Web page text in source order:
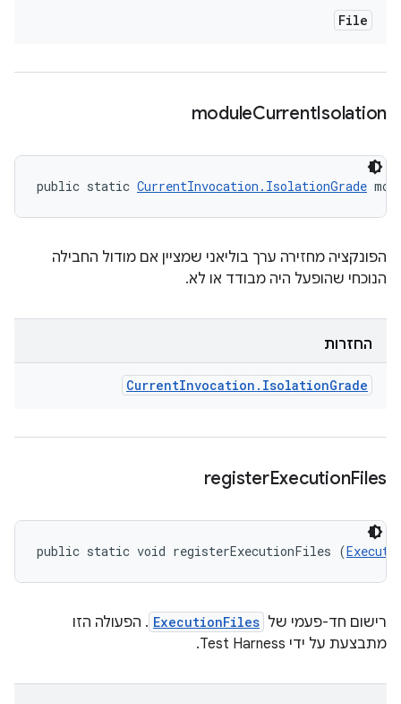
File
moduleCurrentIsolation
public static CurrentInvocation.IsolationGrade
הפונקציה מחזירה ערך בוליאני שמציין אם מודול החבילה
הנוכחי שהופעל היה מבודד או לא.
החזרות
CurrentInvocation . IsolationGrade
registerExecutionFiles
public static void registerExecutionFiles (
רישום חד-פעמי של ExecutionFiles . הפעולה הזו
מתבצעת על ידי Test Harness.